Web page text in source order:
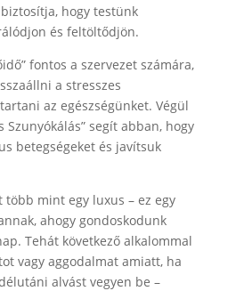
biztosítja, hogy testünk
és feltöltődjön.
fontos a szervezet számára,
a stresszes
az egészségünket. Végül
Szunyókálás” segít abban, hogy
betegségeket és javítsuk
mint egy luxus – ez egy
ahogy gondoskodunk
Tehát következő alkalommal
vagy aggodalmat amiatt, ha
alvást vegyen be –